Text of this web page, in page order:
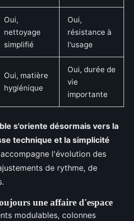
Oui,
nettoyage
simplifié
Oui,
résistance à
l'usage
Oui, matière
hygiénique
Oui, durée de
vie
importante
s'oriente désormais vers la
technique et la simplicité
l'évolution des
de rythme, de
une affaire d'espace
modulables, colonnes